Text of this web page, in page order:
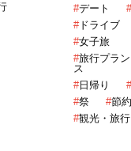
#デート
#ドライブ
#女子旅
#旅行プラ
ス
#日帰り
#祭 #節
#観光・旅行